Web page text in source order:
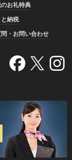
お礼特典
納税
・お問い合わせ